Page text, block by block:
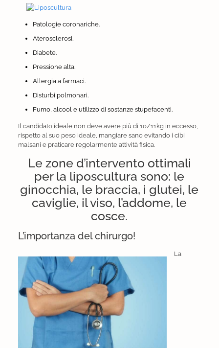
Patologie coronariche.
Aterosclerosi.
Diabete.
Pressione alta.
Allergia a farmaci.
Disturbi polmonari.
Fumo, alcool e utilizzo di sostanze stupefacenti.
Il candidato ideale non deve avere più di 10/11kg in eccesso,
rispetto al suo peso ideale, mangiare sano evitando i cibi
malsani e praticare regolarmente attività fisica.
Le zone d’intervento ottimali
per la liposcultura sono: le
ginocchia, le braccia, i glutei, le
caviglie, il viso, l’addome, le
cosce.
L’importanza del chirurgo!
La